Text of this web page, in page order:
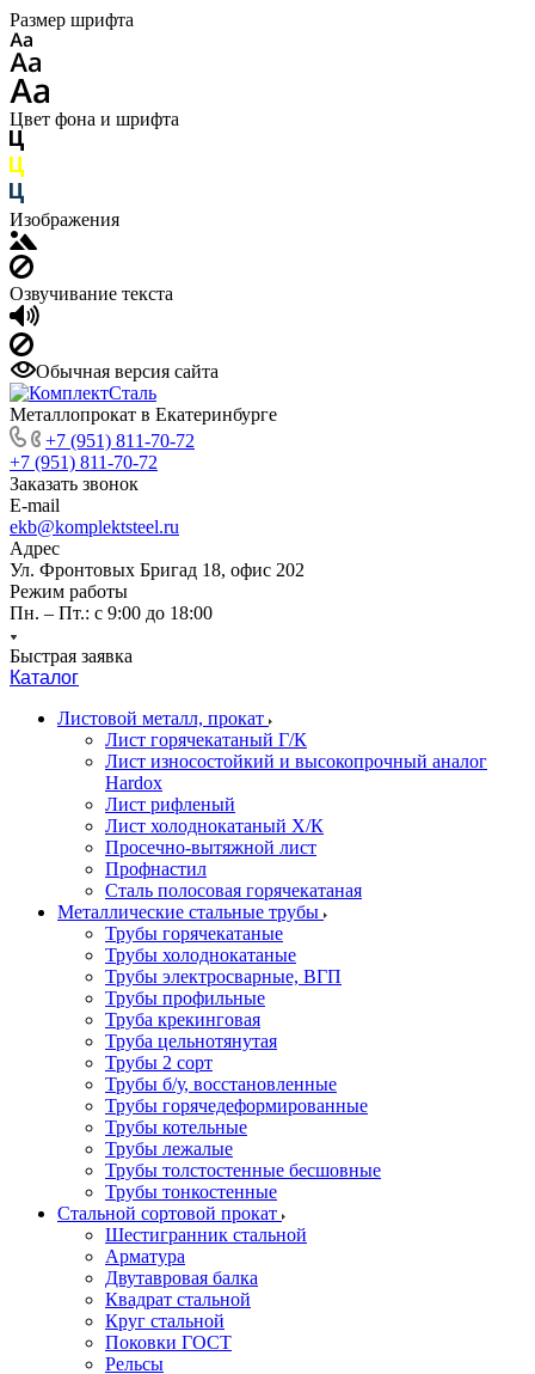
Размер шрифта
Цвет фона и шрифта
Изображения
Озвучивание текста
Обычная версия сайта
Металлопрокат в Екатеринбурге
+7 (951) 811-70-72
+7 (951) 811-70-72
Заказать звонок
E-mail
ekb@komplektsteel.ru
Адрес
Ул. Фронтовых Бригад 18, офис 202
Режим работы
Пн. – Пт.: с 9:00 до 18:00
Быстрая заявка
Каталог
Листовой металл, прокат
Лист горячекатаный Г/К
Лист износостойкий и высокопрочный аналог
Hardox
Лист рифленый
Лист холоднокатаный Х/К
Просечно-вытяжной лист
Профнастил
Сталь полосовая горячекатаная
Металлические стальные трубы
Трубы горячекатаные
Трубы холоднокатаные
Трубы электросварные, ВГП
Трубы профильные
Труба крекинговая
Труба цельнотянутая
Трубы 2 сорт
Трубы б/у, восстановленные
Трубы горячедеформированные
Трубы котельные
Трубы лежалые
Трубы толстостенные бесшовные
Трубы тонкостенные
Стальной сортовой прокат
Шестигранник стальной
Арматура
Двутавровая балка
Квадрат стальной
Круг стальной
Поковки ГОСТ
Рельсы